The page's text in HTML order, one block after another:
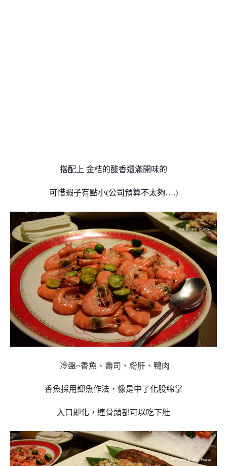
搭配上 金桔的酸香還滿開味的
可惜蝦子有點小(公司預算不太夠….)
冷盤~香魚、壽司、粉肝、鴨肉
香魚採用鯽魚作法，像是中了化股綿掌
入口即化，連骨頭都可以吃下肚